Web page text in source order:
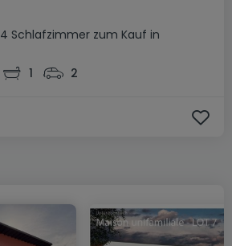
4 Schlafzimmer zum Kauf in
1 2